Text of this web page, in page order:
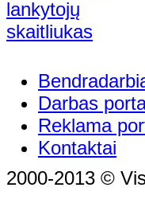
Darbas
Reklama
Kontaktai
2000-2013 ©